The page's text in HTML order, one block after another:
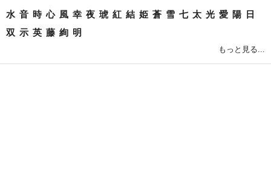
水 音 時 心 風 幸 夜 琥 紅 結 姫 蒼 雪 七 太 光 愛 陽
日
双 示 英 藤 絢 明
もっと見る...